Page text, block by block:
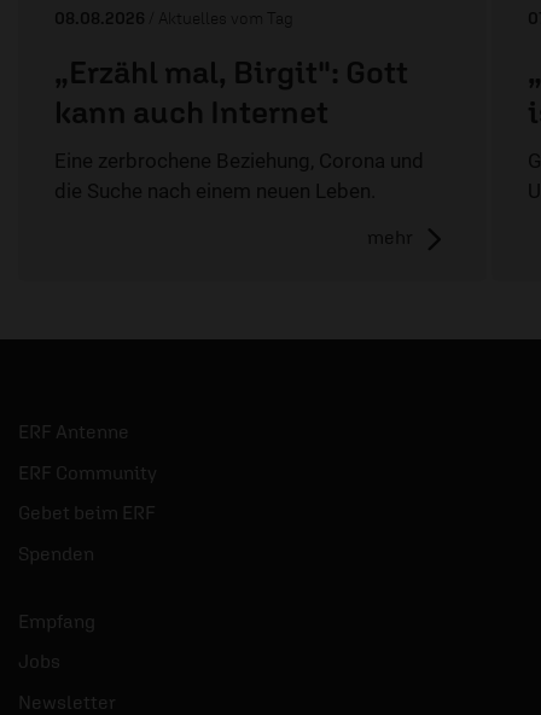
08.08.2026 / Aktuelles vom Tag
„Erzähl mal, Birgit": Gott
kann auch Internet
Eine zerbrochene Beziehung, Corona und
die Suche nach einem neuen Leben.
mehr
ERF Antenne
ERF Community
Gebet beim ERF
Spenden
Empfang
Jobs
Newsletter